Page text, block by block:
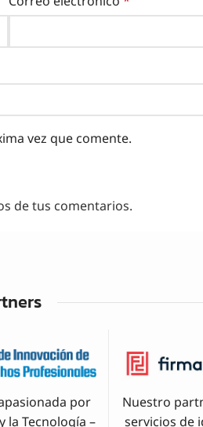
vez que comente.
de tus comentarios.
por
la Tecnología –
Nuestro
servicios de